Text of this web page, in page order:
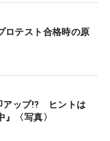
ー、畑岡奈紗はト
。
7アンダーで首
ティ・ウォード
ダー・3位タイに
テスト合格時の原
アップ!? ヒントは
』〈写真〉